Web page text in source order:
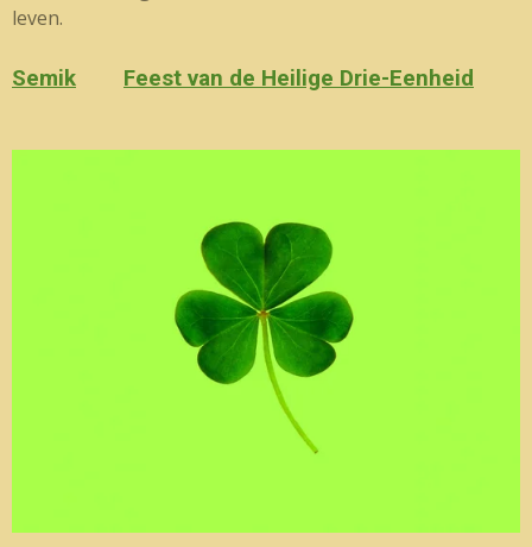
leven.
Semik Feest van de Heilige Drie-Eenheid